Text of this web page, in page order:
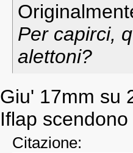
Per capirci,
alettoni?
Giu' 17mm su
Iflap
Citazione: